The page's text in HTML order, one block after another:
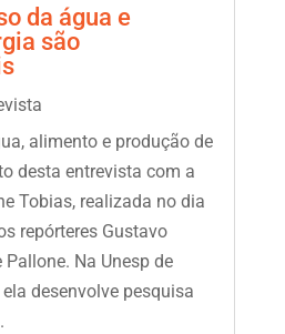
da água e
são
alimento e produção de
desta entrevista com a
Tobias, realizada no dia
repórteres Gustavo
Na Unesp de
ela desenvolve pesquisa